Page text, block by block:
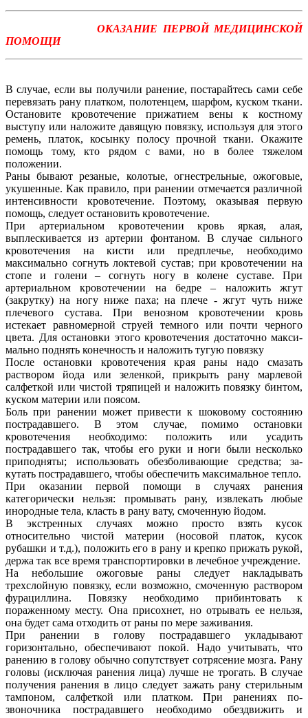
ОКАЗАНИЕ ПЕРВОЙ МЕДИЦИНСКОЙ
ПОМОЩИ
В случае, если вы получили ранение, постарайтесь сами себе
пере­вязать рану платком, полотенцем, шарфом, куском ткани.
Остановите кровотечение прижатием вены к костному
выступу или наложите да­вящую повязку, используя для этого
ремень, платок, косынку полосу прочной ткани. Окажите
помощь тому, кто рядом с вами, но в более тяжелом
положении.
Раны бывают резаные, колотые, огнестрельные, ожоговые,
укушен­ные. Как правило, при ранении отмечается различной
интенсивности кровотечение. Поэтому, оказывая первую
помощь, следует остановить кровотечение.
При артериальном кровотечении кровь яркая, алая,
выплескивается из артерии фонтаном. В случае сильного
кровотечения на кисти или предплечье, необходимо
максимально согнуть локтевой сустав; при кровотечении на
стопе и голени – согнуть ногу в колене суставе. При
артериальном кровотечении на бедре – наложить жгут
(закрутку) на ногу ниже паха; на плече - жгут чуть ниже
плечевого сустава. При венозном кровотечении кровь
истекает равномерной струей темного или почти черного
цвета. Для остановки этого кровотечения достаточно макси­
мально поднять конечность и наложить тугую повязку
После остановки кровотечения края раны надо смазать
раствором йода или зеленкой, прикрыть рану марлевой
салфеткой или чистой тряпицей и нало­жить повязку бинтом,
куском материи или поясом.
Боль при ранении может привести к шоковому состоянию
пострадав­шего. В этом случае, помимо остановки
кровотечения необходимо: положить или усадить
пострадавшего так, чтобы его руки и ноги были несколько
припод­няты; использовать обезболивающие средства; за­
кутать пострадавшего, чтобы обеспечить максимальное тепло.
При оказании первой помощи в случаях ранения
категорически нельзя: промывать рану, извлекать любые
инородные тела, класть в рану вату, смочен­ную йодом.
В экстренных случаях можно просто взять кусок
относительно чистой материи (носовой платок, кусок
рубашки и т.д.), положить его в рану и крепко прижать рукой,
держа так все время транспортировки в лечеб­ное учреждение.
На небольшие ожоговые раны следует накладывать
трехслойную повяз­ку, если возможно, смоченную раствором
фурациллина. Повязку необ­ходимо прибинтовать к
пораженному месту. Она присохнет, но отрывать ее нельзя,
она будет сама отходить от раны по мере заживания.
При ранении в голову пострадавшего укладывают
горизонтально, обе­спечивают покой. Надо учитывать, что
ранению в голову обычно со­путствует сотрясение мозга. Рану
головы (исключая ранения лица) лучше не трогать. В случае
получения ранения в лицо следует зажать рану стерильным
тампоном, салфеткой или платком. При ранениях по­
звоночника пострадавшего необходимо обездвижить и